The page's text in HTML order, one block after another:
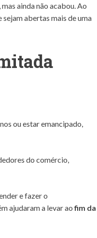
ainda não acabou. Ao
sejam abertas mais de uma
ou estar emancipado,
do comércio,
e fazer o
ajudaram a levar aofim da